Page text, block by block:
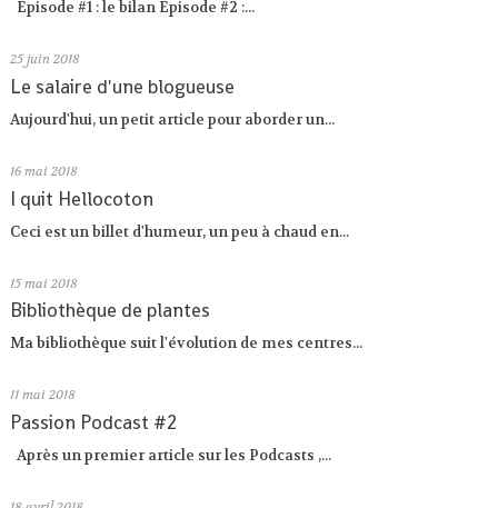
Episode #1 : le bilan Episode #2 :...
25 juin 2018
Le salaire d'une blogueuse
Aujourd'hui, un petit article pour aborder un...
16 mai 2018
I quit Hellocoton
Ceci est un billet d'humeur, un peu à chaud en...
15 mai 2018
Bibliothèque de plantes
Ma bibliothèque suit l'évolution de mes centres...
11 mai 2018
Passion Podcast #2
Après un premier article sur les Podcasts ,...